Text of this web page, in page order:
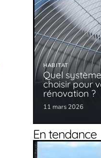
HABITAT
Quel
choisir pour
rénovation ?
11 mars 2026
En tendance